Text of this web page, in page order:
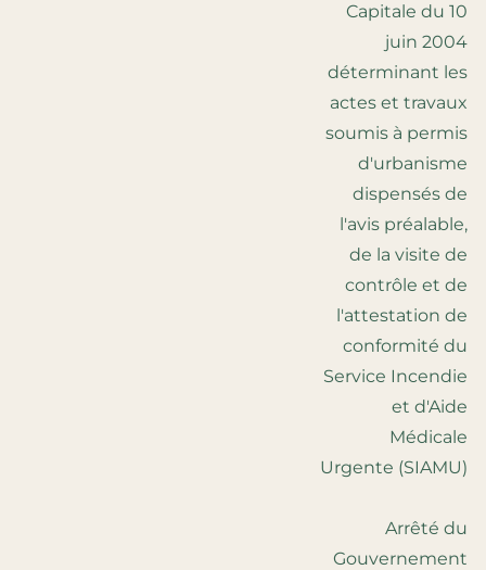
Capitale du 10
juin 2004
déterminant les
actes et travaux
soumis à permis
d'urbanisme
dispensés de
l'avis préalable,
de la visite de
contrôle et de
l'attestation de
conformité du
Service Incendie
et d'Aide
Médicale
Urgente (SIAMU)
Arrêté du
Gouvernement